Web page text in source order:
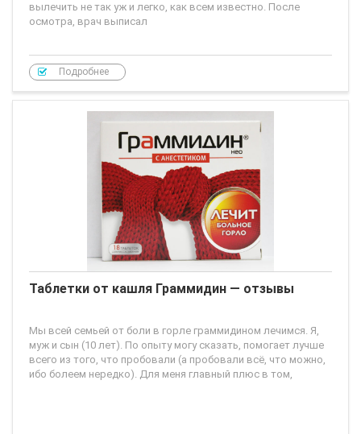
вылечить не так уж и легко, как всем известно. После
осмотра, врач выписал
Подробнее
Таблетки от кашля Граммидин — отзывы
Мы всей семьей от боли в горле граммидином лечимся. Я,
муж и сын (10 лет). По опыту могу сказать, помогает лучше
всего из того, что пробовали (а пробовали всё, что можно,
ибо болеем нередко). Для меня главный плюс в том,